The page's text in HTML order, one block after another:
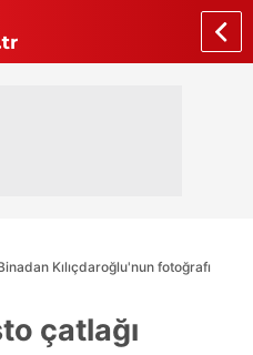
Kılıçdaroğlu'nun fotoğrafı
çatlağı